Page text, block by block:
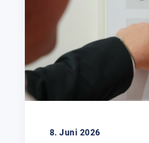
8. Juni 2026